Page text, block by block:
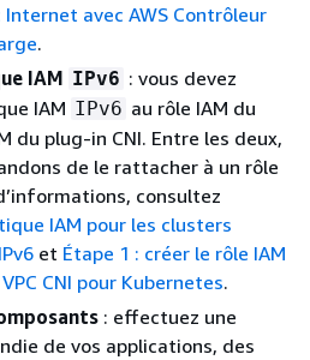
avec AWS Contrôleur
.
IAM IPv6 : vous devez
IAM IPv6 au rôle IAM du
du plug-in CNI. Entre les deux,
de le rattacher à un rôle
consultez
IAM pour les clusters
et Étape 1 : créer le rôle IAM
CNI pour Kubernetes.
: effectuez une
de vos applications, des